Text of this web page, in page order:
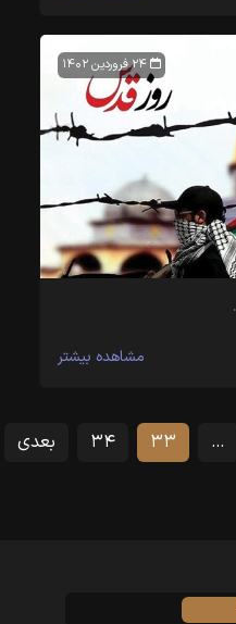
مشاهده بیشتر
۲۴ فروردین ۱۴۰۲
… ۳۳ ۳۴ بعدی